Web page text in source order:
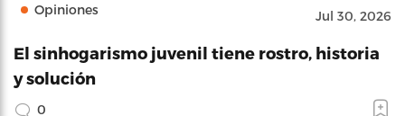
Opiniones Jul 30, 2026
El sinhogarismo juvenil tiene rostro, historia
y solución
0